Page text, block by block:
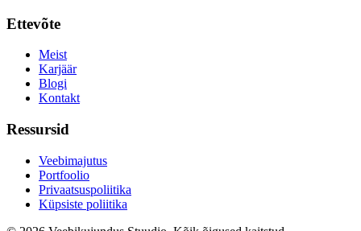
Ettevõte
Meist
Karjäär
Blogi
Kontakt
Ressursid
Veebimajutus
Portfoolio
Privaatsuspoliitika
Küpsiste poliitika